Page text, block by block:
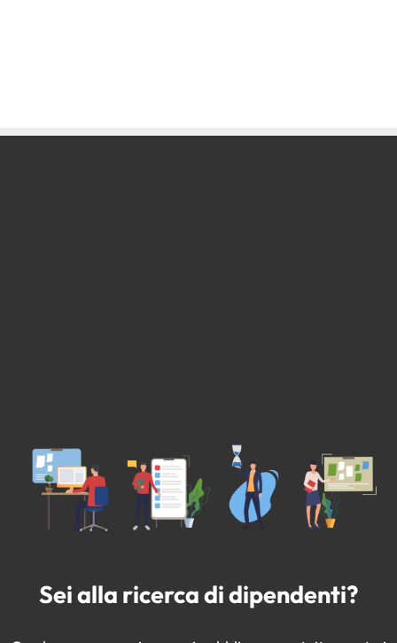
Sei alla ricerca di dipendenti?